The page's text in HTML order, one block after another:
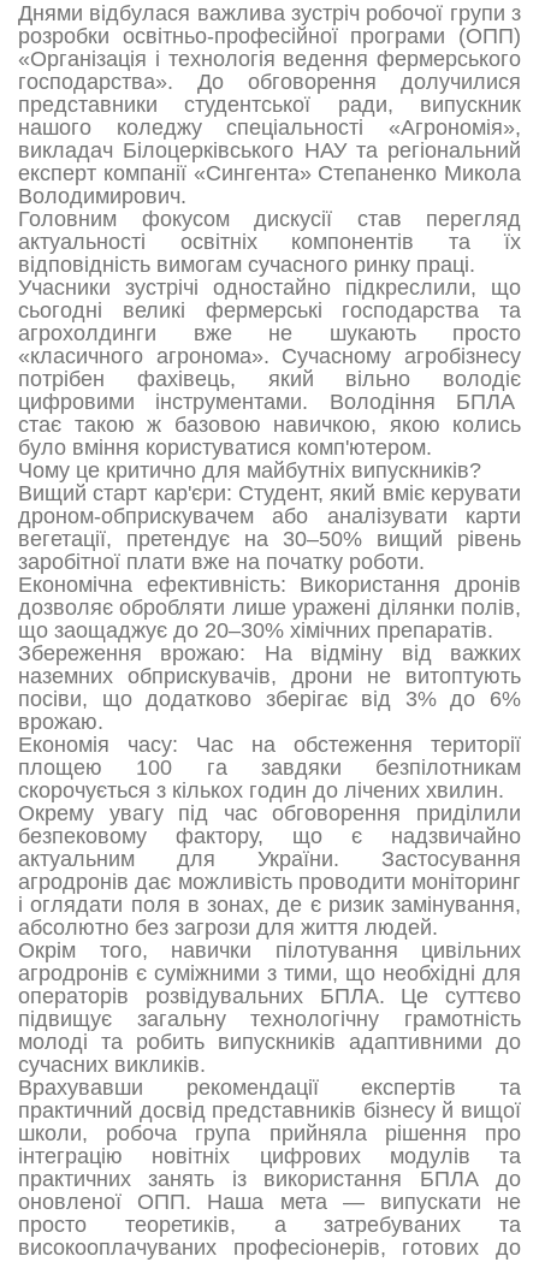
Днями відбулася важлива зустріч робочої групи з
розробки освітньо-професійної програми (ОПП)
«Організація і технологія ведення фермерського
господарства». До обговорення долучилися
представники студентської ради, випускник
нашого коледжу спеціальності «Агрономія»,
викладач Білоцерківського НАУ та регіональний
експерт компанії «Сингента» Степаненко Микола
Володимирович.
Головним фокусом дискусії став перегляд
актуальності освітніх компонентів та їх
відповідність вимогам сучасного ринку праці.
Учасники зустрічі одностайно підкреслили, що
сьогодні великі фермерські господарства та
агрохолдинги вже не шукають просто
«класичного агронома». Сучасному агробізнесу
потрібен фахівець, який вільно володіє
цифровими інструментами. Володіння БПЛА
стає такою ж базовою навичкою, якою колись
було вміння користуватися комп'ютером.
Чому це критично для майбутніх випускників?
Вищий старт кар'єри: Студент, який вміє керувати
дроном-обприскувачем або аналізувати карти
вегетації, претендує на 30–50% вищий рівень
заробітної плати вже на початку роботи.
Економічна ефективність: Використання дронів
дозволяє обробляти лише уражені ділянки полів,
що заощаджує до 20–30% хімічних препаратів.
Збереження врожаю: На відміну від важких
наземних обприскувачів, дрони не витоптують
посіви, що додатково зберігає від 3% до 6%
врожаю.
Економія часу: Час на обстеження території
площею 100 га завдяки безпілотникам
скорочується з кількох годин до лічених хвилин.
Окрему увагу під час обговорення приділили
безпековому фактору, що є надзвичайно
актуальним для України. Застосування
агродронів дає можливість проводити моніторинг
і оглядати поля в зонах, де є ризик замінування,
абсолютно без загрози для життя людей.
Окрім того, навички пілотування цивільних
агродронів є суміжними з тими, що необхідні для
операторів розвідувальних БПЛА. Це суттєво
підвищує загальну технологічну грамотність
молоді та робить випускників адаптивними до
сучасних викликів.
Врахувавши рекомендації експертів та
практичний досвід представників бізнесу й вищої
школи, робоча група прийняла рішення про
інтеграцію новітніх цифрових модулів та
практичних занять із використання БПЛА до
оновленої ОПП. Наша мета — випускати не
просто теоретиків, а затребуваних та
високооплачуваних професіонерів, готових до